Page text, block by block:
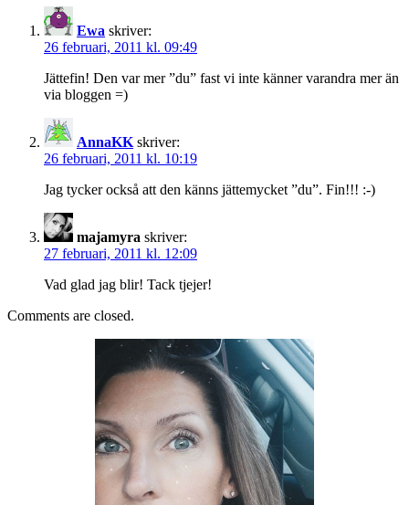
Ewa skriver:
26 februari, 2011 kl. 09:49
Jättefin! Den var mer ”du” fast vi inte känner varandra mer än
via bloggen =)
AnnaKK skriver:
26 februari, 2011 kl. 10:19
Jag tycker också att den känns jättemycket ”du”. Fin!!! :-)
majamyra skriver:
27 februari, 2011 kl. 12:09
Vad glad jag blir! Tack tjejer!
Comments are closed.